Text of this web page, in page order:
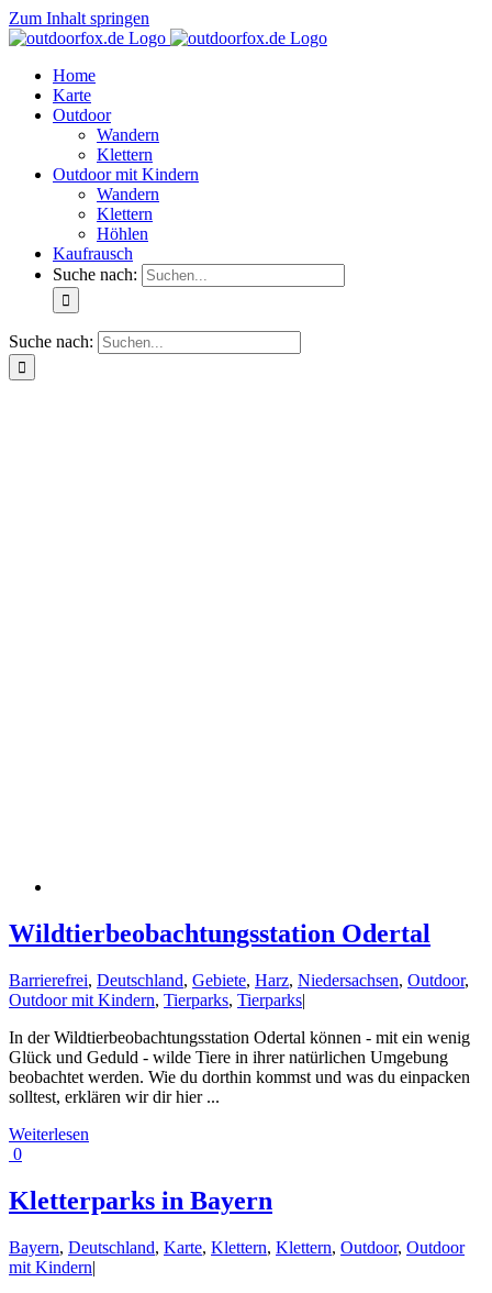
Zum Inhalt springen
Home
Karte
Outdoor
Wandern
Klettern
Outdoor mit Kindern
Wandern
Klettern
Höhlen
Kaufrausch
Suche nach:
Suche nach:
Wildtierbeobachtungsstation Odertal
Barrierefrei, Deutschland, Gebiete, Harz, Niedersachsen, Outdoor,
Outdoor mit Kindern, Tierparks, Tierparks|
In der Wildtierbeobachtungsstation Odertal können - mit ein wenig
Glück und Geduld - wilde Tiere in ihrer natürlichen Umgebung
beobachtet werden. Wie du dorthin kommst und was du einpacken
solltest, erklären wir dir hier ...
Weiterlesen
0
Kletterparks in Bayern
Bayern, Deutschland, Karte, Klettern, Klettern, Outdoor, Outdoor
mit Kindern|